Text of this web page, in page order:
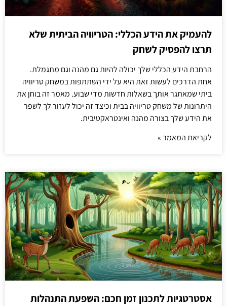
להעמיק את הידע הכללי: הטריוויה הביתית שלא
תרצו להפסיק לשחק
הרחבת הידע הכללי שלך יכולה להיות גם מהנה וגם מתגמלת.
אחת הדרכים לעשות זאת היא על ידי השתתפות במשחק טריוויה
ביתי שמאתגר אותך בשאלות חדשות מדי שבוע. מאמר זה בוחן את
היתרונות של משחק טריוויה בבית וכיצד זה יכול לעזור לך לשפר
את הידע שלך בצורה מהנה ואינטראקטיבית.
לקריאת המאמר »
אסטרטגיות לתכנון זמן חכם: השפעת התנהלות